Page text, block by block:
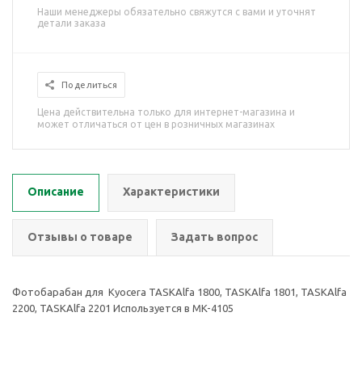
Наши менеджеры обязательно свяжутся с вами и уточнят
детали заказа
Поделиться
Цена действительна только для интернет-магазина и
может отличаться от цен в розничных магазинах
Описание Характеристики
Отзывы о товаре Задать вопрос
Фотобарабан для Kyocera TASKAlfa 1800, TASKAlfa 1801, TASKAlfa
2200, TASKAlfa 2201 Используется в MK-4105